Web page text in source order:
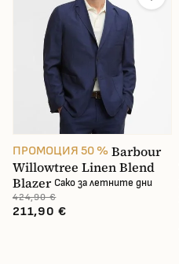
ПРОМОЦИЯ 50 % Barbour
Willowtree Linen Blend
Blazer Сако за летните дни
424,90 €
211,90 €